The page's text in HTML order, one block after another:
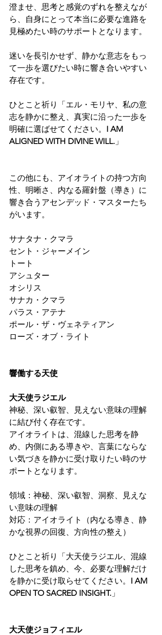
澄ませ、思考と感覚のずれを整えなが
ら、自身にとって本当に必要な進路を
見極めたい時のサポートとなります。
迷いを長引かせず、静かな意志をもっ
て一歩を選びたい時に響き合いやすい
存在です。
ひとこと祈り「エル・モリヤ、私の意
志を静かに整え、真実に沿った一歩を
明確に選ばせてください。 I AM
ALIGNED WITH DIVINE WILL. 」
この他にも、アイオライトの持つ方向
性、明晰さ、内なる羅針盤（導き）に
響き合うアセンデッド・マスターたち
がいます。
サナタナ・クマラ
セント・ジャーメイン
トート
アシュター
オシリス
サナカ・クマラ
パラス・アテナ
ポール・ザ・ヴェネティアン
ローズ・オブ・ライト
響働する天使
大天使ラジエル
神秘、深い叡智、見えない意味の理解
に結び付く存在です。
アイオライトは、混線した思考を静
め、内側にある導きや、言葉にならな
い気づきを静かに受け取りたい時のサ
ポートとなります。
領域：神秘、深い叡智、洞察、見えな
い意味の理解
対応：アイオライト（内なる導き、静
かな視界の回復、方向性の整え）
ひとこと祈り「大天使ラジエル、混線
した思考を鎮め、今、必要な理解だけ
を静かに受け取らせてください。 I AM
OPEN TO SACRED INSIGHT. 」
大天使ジョフィエル